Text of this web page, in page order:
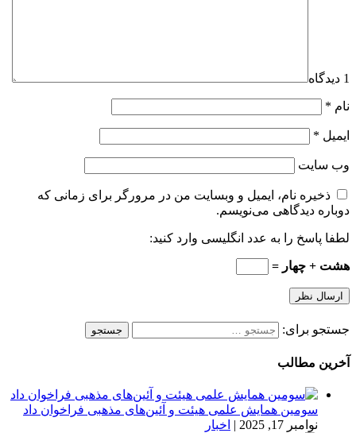
1 دیدگاه
نام *
ایمیل *
وب‌ سایت
ذخیره نام، ایمیل و وبسایت من در مرورگر برای زمانی که
دوباره دیدگاهی می‌نویسم.
لطفا پاسخ را به عدد انگلیسی وارد کنید:
هشت + چهار =
جستجو برای:
آخرین مطالب
سومین همایش علمی هیئت و آئین‌های مذهبی فراخوان داد
نوامبر 17, 2025
| اخبار